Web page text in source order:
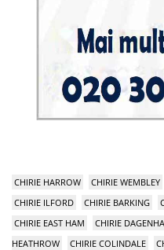
CHIRIE HARROW CHIRIE WEMBLEY
CHIRIE ILFORD
CHIRIE BARKING
CHIRIE EAST HAM
CHIRIE
HEATHROW
CHIRIE COLINDALE